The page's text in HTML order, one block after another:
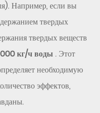
Например, если вы
твердых
твердых веществ
кг/ч воды . Этот
необходимую
эффектов,